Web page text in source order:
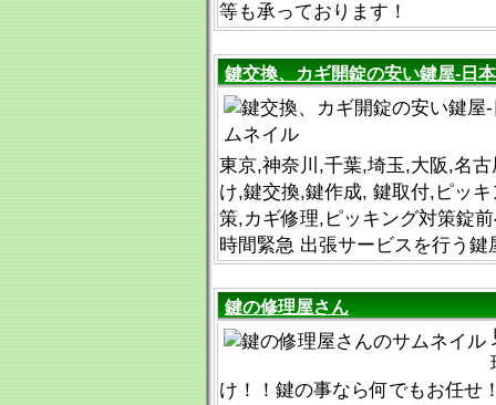
等も承っております！
鍵交換、カギ開錠の安い鍵屋-日
東京,神奈川,千葉,埼玉,大阪,名
け,鍵交換,鍵作成, 鍵取付,ピッ
策,カギ修理,ピッキング対策錠
時間緊急 出張サービスを行う鍵
鍵の修理屋さん
け！！鍵の事なら何でもお任せ